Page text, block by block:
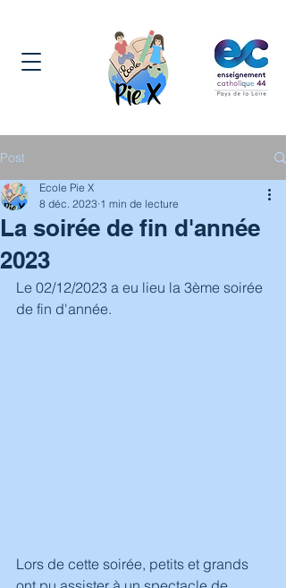
Post
La soirée de fin d'année
2023
Ecole Pie X
8 déc. 2023 1 min de lecture
Le 02/12/2023 a eu lieu la 3ème soirée
de fin d'année.
Lors de cette soirée, petits et grands